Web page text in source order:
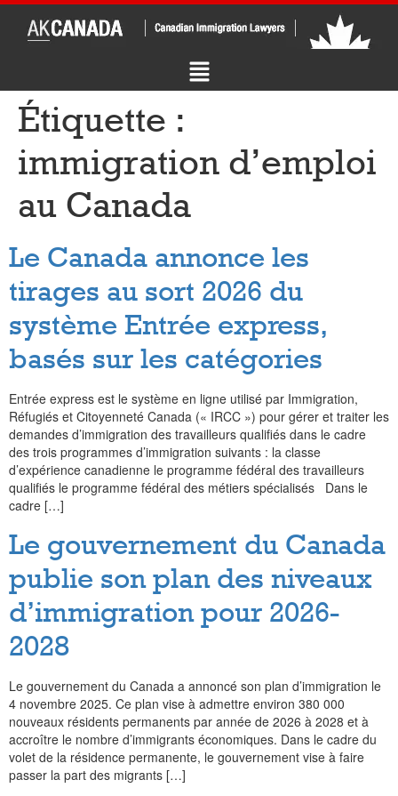
Étiquette :
immigration d’emploi
au Canada
Le Canada annonce les
tirages au sort 2026 du
système Entrée express,
basés sur les catégories
Entrée express est le système en ligne utilisé par Immigration,
Réfugiés et Citoyenneté Canada (« IRCC ») pour gérer et traiter les
demandes d’immigration des travailleurs qualifiés dans le cadre
des trois programmes d’immigration suivants : la classe
d’expérience canadienne le programme fédéral des travailleurs
qualifiés le programme fédéral des métiers spécialisés Dans le
cadre […]
Le gouvernement du Canada
publie son plan des niveaux
d’immigration pour 2026-
2028
Le gouvernement du Canada a annoncé son plan d’immigration le
4 novembre 2025. Ce plan vise à admettre environ 380 000
nouveaux résidents permanents par année de 2026 à 2028 et à
accroître le nombre d’immigrants économiques. Dans le cadre du
volet de la résidence permanente, le gouvernement vise à faire
passer la part des migrants […]